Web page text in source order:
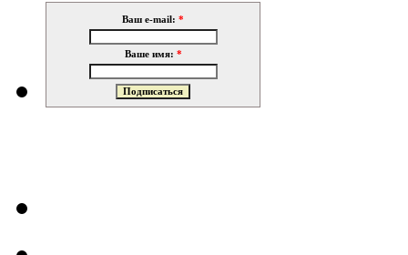
Ваш e-mail: *
Ваше имя: *